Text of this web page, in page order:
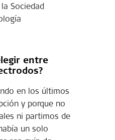
Sociedad
entre
en los últimos
y porque no
ni partimos de
un solo